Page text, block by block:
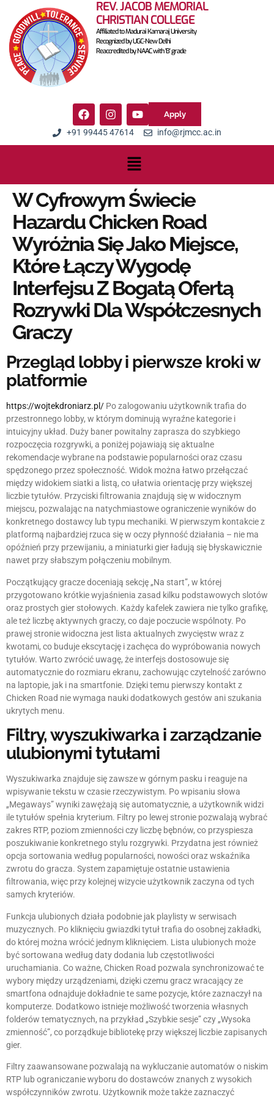
REV. JACOB MEMORIAL
CHRISTIAN COLLEGE
Affiliated to Madurai Kamaraj University
Recognized by UGC-New Delhi
Reaccredited by NAAC with 'B' grade
Apply
+91 99445 47614 info@rjmcc.ac.in
W Cyfrowym Świecie
Hazardu Chicken Road
Wyróżnia Się Jako Miejsce,
Które Łączy Wygodę
Interfejsu Z Bogatą Ofertą
Rozrywki Dla Współczesnych
Graczy
Przegląd lobby i pierwsze kroki w
platformie
https://wojtekdroniarz.pl/ Po zalogowaniu użytkownik trafia do
przestronnego lobby, w którym dominują wyraźne kategorie i
intuicyjny układ. Duży baner powitalny zaprasza do szybkiego
rozpoczęcia rozgrywki, a poniżej pojawiają się aktualne
rekomendacje wybrane na podstawie popularności oraz czasu
spędzonego przez społeczność. Widok można łatwo przełączać
między widokiem siatki a listą, co ułatwia orientację przy większej
liczbie tytułów. Przyciski filtrowania znajdują się w widocznym
miejscu, pozwalając na natychmiastowe ograniczenie wyników do
konkretnego dostawcy lub typu mechaniki. W pierwszym kontakcie z
platformą najbardziej rzuca się w oczy płynność działania – nie ma
opóźnień przy przewijaniu, a miniaturki gier ładują się błyskawicznie
nawet przy słabszym połączeniu mobilnym.
Początkujący gracze doceniają sekcję „Na start”, w której
przygotowano krótkie wyjaśnienia zasad kilku podstawowych slotów
oraz prostych gier stołowych. Każdy kafelek zawiera nie tylko grafikę,
ale też liczbę aktywnych graczy, co daje poczucie wspólnoty. Po
prawej stronie widoczna jest lista aktualnych zwycięstw wraz z
kwotami, co buduje ekscytację i zachęca do wypróbowania nowych
tytułów. Warto zwrócić uwagę, że interfejs dostosowuje się
automatycznie do rozmiaru ekranu, zachowując czytelność zarówno
na laptopie, jak i na smartfonie. Dzięki temu pierwszy kontakt z
Chicken Road nie wymaga nauki dodatkowych gestów ani szukania
ukrytych menu.
Filtry, wyszukiwarka i zarządzanie
ulubionymi tytułami
Wyszukiwarka znajduje się zawsze w górnym pasku i reaguje na
wpisywanie tekstu w czasie rzeczywistym. Po wpisaniu słowa
„Megaways” wyniki zawężają się automatycznie, a użytkownik widzi
ile tytułów spełnia kryterium. Filtry po lewej stronie pozwalają wybrać
zakres RTP, poziom zmienności czy liczbę bębnów, co przyspiesza
poszukiwanie konkretnego stylu rozgrywki. Przydatna jest również
opcja sortowania według popularności, nowości oraz wskaźnika
zwrotu do gracza. System zapamiętuje ostatnie ustawienia
filtrowania, więc przy kolejnej wizycie użytkownik zaczyna od tych
samych kryteriów.
Funkcja ulubionych działa podobnie jak playlisty w serwisach
muzycznych. Po kliknięciu gwiazdki tytuł trafia do osobnej zakładki,
do której można wrócić jednym kliknięciem. Lista ulubionych może
być sortowana według daty dodania lub częstotliwości
uruchamiania. Co ważne, Chicken Road pozwala synchronizować te
wybory między urządzeniami, dzięki czemu gracz wracający ze
smartfona odnajduje dokładnie te same pozycje, które zaznaczył na
komputerze. Dodatkowo istnieje możliwość tworzenia własnych
folderów tematycznych, na przykład „Szybkie sesje” czy „Wysoka
zmienność”, co porządkuje bibliotekę przy większej liczbie zapisanych
gier.
Filtry zaawansowane pozwalają na wykluczanie automatów o niskim
RTP lub ograniczanie wyboru do dostawców znanych z wysokich
współczynników zwrotu. Użytkownik może także zaznaczyć